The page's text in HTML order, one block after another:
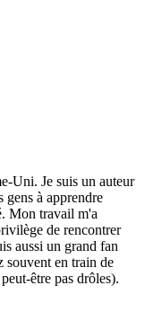
Uni. Je suis un auteur
gens à apprendre
Mon travail m'a
de rencontrer
aussi un grand fan
souvent en train de
être pas drôles).